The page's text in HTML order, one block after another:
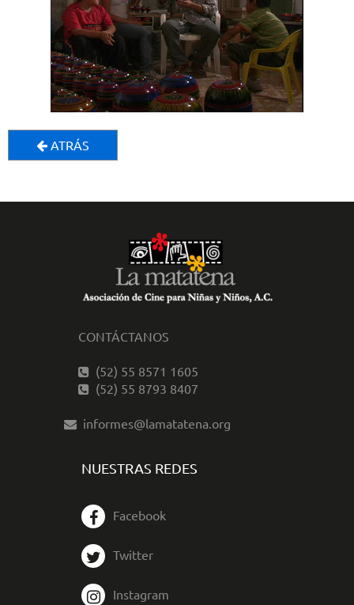
ATRÁS
CONTÁCTANOS
(52) 55 8571 1605
(52) 55 8793 8407
informes@lamatatena.org
NUESTRAS REDES
Facebook
Twitter
Instagram